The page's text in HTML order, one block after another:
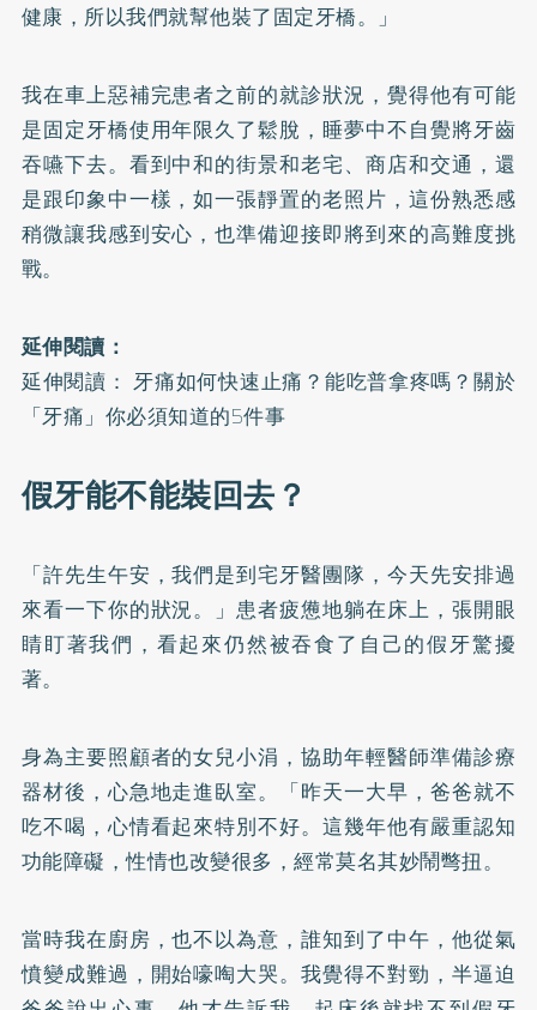
健康，所以我們就幫他裝了固定牙橋。」
我在車上惡補完患者之前的就診狀況，覺得他有可能
是固定牙橋使用年限久了鬆脫，睡夢中不自覺將牙齒
吞嚥下去。看到中和的街景和老宅、商店和交通，還
是跟印象中一樣，如一張靜置的老照片，這份熟悉感
稍微讓我感到安心，也準備迎接即將到來的高難度挑
戰。
延伸閱讀：
延伸閱讀： 牙痛如何快速止痛？能吃普拿疼嗎？關於
「牙痛」你必須知道的5件事
假牙能不能裝回去？
「許先生午安，我們是到宅牙醫團隊，今天先安排過
來看一下你的狀況。」患者疲憊地躺在床上，張開眼
睛盯著我們，看起來仍然被吞食了自己的假牙驚擾
著。
身為主要照顧者的女兒小涓，協助年輕醫師準備診療
器材後，心急地走進臥室。「昨天一大早，爸爸就不
吃不喝，心情看起來特別不好。這幾年他有嚴重認知
功能障礙，性情也改變很多，經常莫名其妙鬧彆扭。
當時我在廚房，也不以為意，誰知到了中午，他從氣
憤變成難過，開始嚎啕大哭。我覺得不對勁，半逼迫